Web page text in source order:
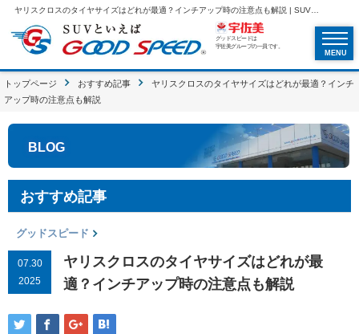
ヤリスクロスのタイヤサイズはどれが最適？インチアップ時の注意点も解説 | SUVといえばグッドスピードGOOD SPEED
グッドスピードは
宇佐美グループの一員です。
MENU
トップページ おすすめ記事
ヤリスクロスのタイヤサイズはどれが最適？インチ
アップ時の注意点も解説
BLOG
おすすめ記事
グッドスピード
07.30
2025
ヤリスクロスのタイヤサイズはどれが最
適？インチアップ時の注意点も解説